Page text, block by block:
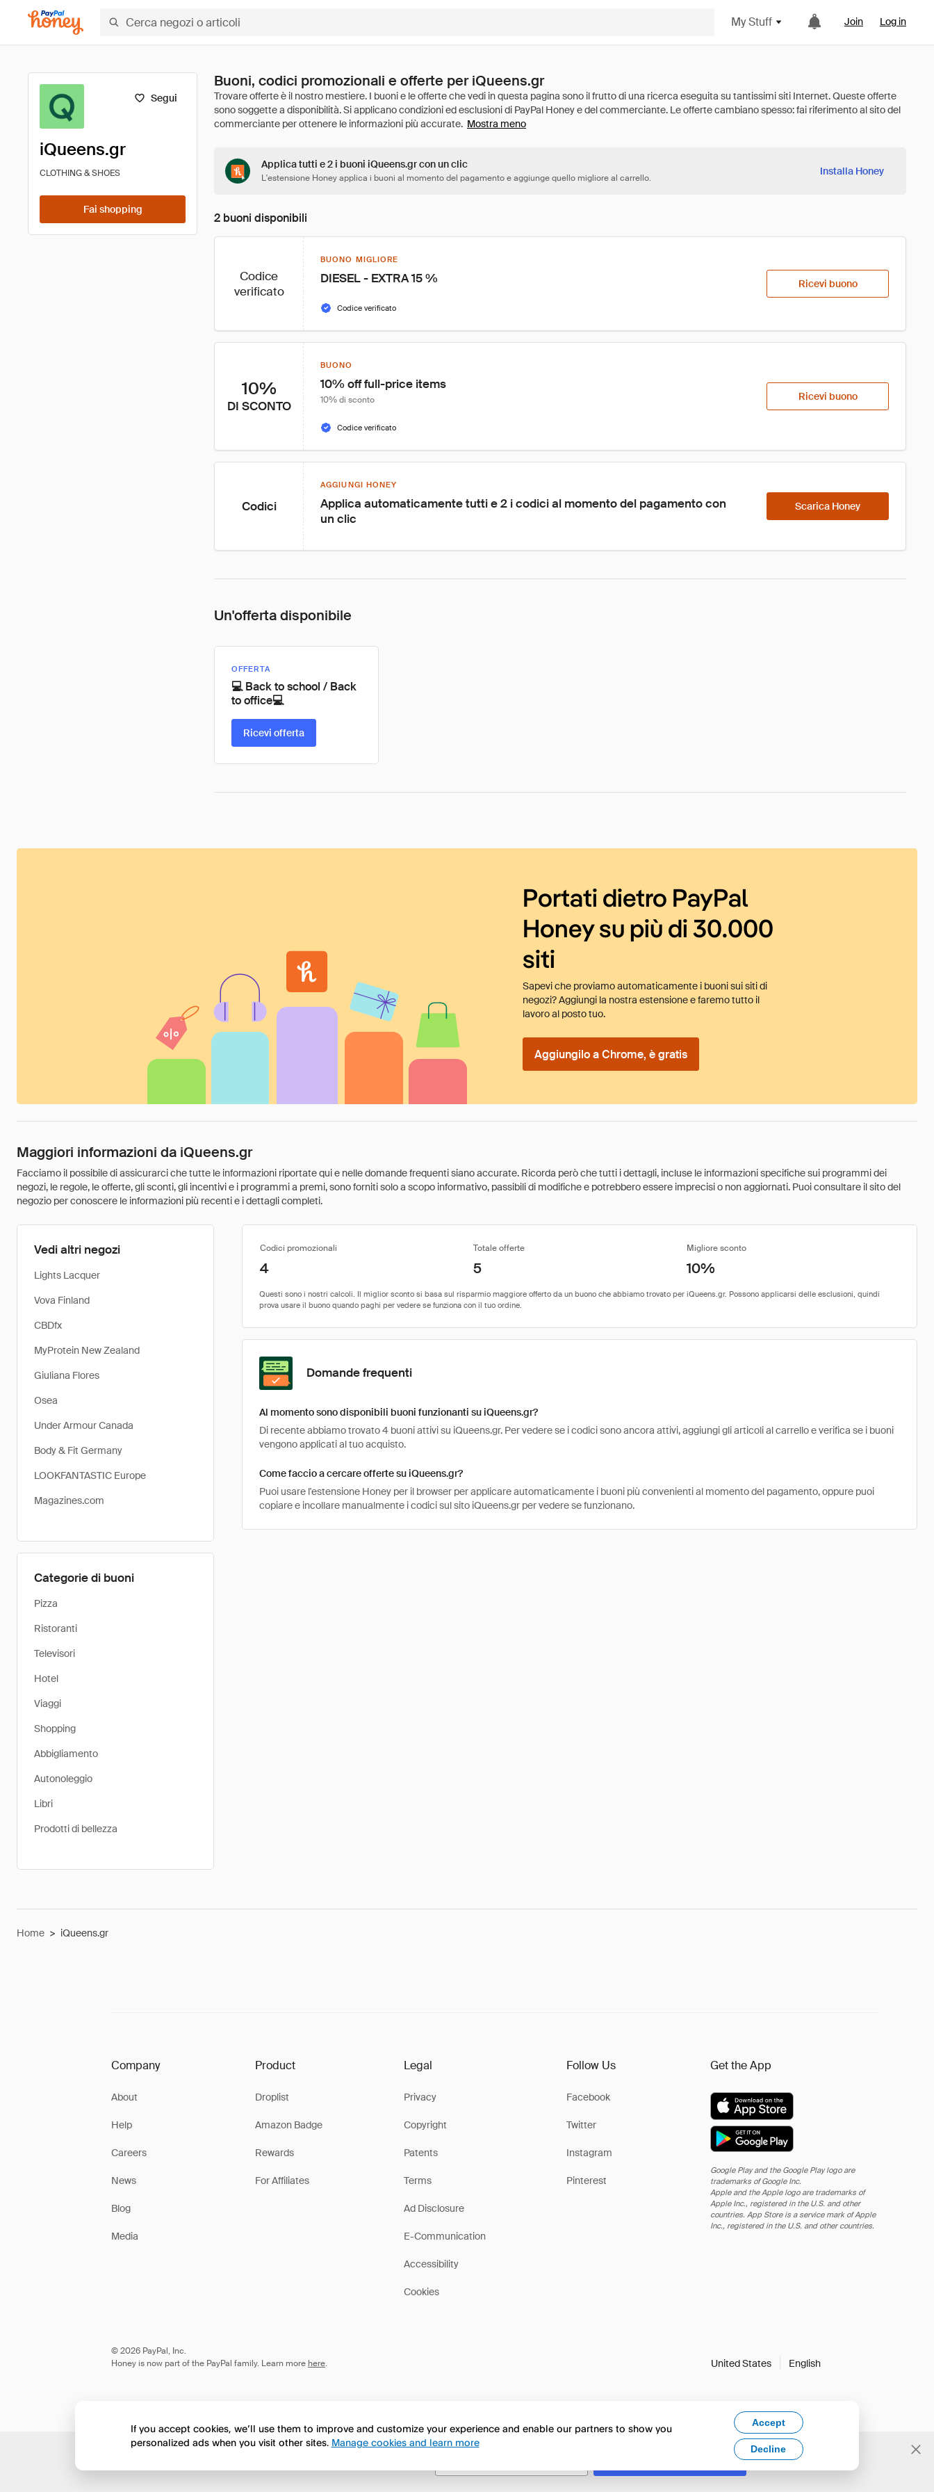
My Stuff Join Log in
Segui
iQueens.gr
CLOTHING & SHOES
Fai shopping
Buoni, codici promozionali e offerte per iQueens.gr
Mostra meno
Applica tutti e 2 i buoni iQueens.gr con un clic
L'estensione Honey applica i buoni al momento del pagamento e aggiunge quello migliore al carrello.
Installa Honey
2 buoni disponibili
Codice
verificato
BUONO MIGLIORE
DIESEL - EXTRA 15 %
Codice verificato
Ricevi buono
10%
DI SCONTO
BUONO
10% off full-price items
10% di sconto
Codice verificato
Ricevi buono
Codici
AGGIUNGI HONEY
Applica automaticamente tutti e 2 i codici al momento del pagamento con
un clic
Scarica Honey
Un'offerta disponibile
OFFERTA
💻 Back to school / Back
to office💻
Ricevi offerta
Portati dietro PayPal
Honey su più di 30.000
siti
Sapevi che proviamo automaticamente i buoni sui siti di
negozi? Aggiungi la nostra estensione e faremo tutto il
lavoro al posto tuo.
Aggiungilo a Chrome, è gratis
Maggiori informazioni da iQueens.gr
Facciamo il possibile di assicurarci che tutte le informazioni riportate qui e nelle domande frequenti siano accurate. Ricorda però che tutti i dettagli, incluse le informazioni specifiche sui programmi dei
negozi, le regole, le offerte, gli sconti, gli incentivi e i programmi a premi, sono forniti solo a scopo informativo, passibili di modifiche e potrebbero essere imprecisi o non aggiornati. Puoi consultare il sito del
negozio per conoscere le informazioni più recenti e i dettagli completi.
Vedi altri negozi
Lights Lacquer
Vova Finland
CBDfx
MyProtein New Zealand
Giuliana Flores
Osea
Under Armour Canada
Body & Fit Germany
LOOKFANTASTIC Europe
Magazines.com
Categorie di buoni
Pizza
Ristoranti
Televisori
Hotel
Viaggi
Shopping
Abbigliamento
Autonoleggio
Libri
Prodotti di bellezza
Codici promozionali Totale offerte Migliore sconto
4 5 10%
Domande frequenti
Al momento sono disponibili buoni funzionanti su iQueens.gr?
Di recente abbiamo trovato 4 buoni attivi su iQueens.gr. Per vedere se i codici sono ancora attivi, aggiungi gli articoli al carrello e verifica se i buoni
vengono applicati al tuo acquisto.
Come faccio a cercare offerte su iQueens.gr?
Puoi usare l'estensione Honey per il browser per applicare automaticamente i buoni più convenienti al momento del pagamento, oppure puoi
copiare e incollare manualmente i codici sul sito iQueens.gr per vedere se funzionano.
Home > iQueens.gr
Company
About
Help
Careers
News
Blog
Media
Product
Droplist
Amazon Badge
Rewards
For Affiliates
Legal
Privacy
Copyright
Patents
Terms
Ad Disclosure
E-Communication
Accessibility
Cookies
Follow Us
Facebook
Twitter
Instagram
Pinterest
Get the App
Google Play and the Google Play logo are
trademarks of Google Inc.
Apple and the Apple logo are trademarks of
Apple Inc., registered in the U.S. and other
countries. App Store is a service mark of Apple
Inc., registered in the U.S. and other countries.
© 2026 PayPal, Inc.
Honey is now part of the PayPal family. Learn more here. United States English
If you accept cookies, we’ll use them to improve and customize your experience and enable our partners to show you
personalized ads when you visit other sites. Manage cookies and learn more
Accept
Decline